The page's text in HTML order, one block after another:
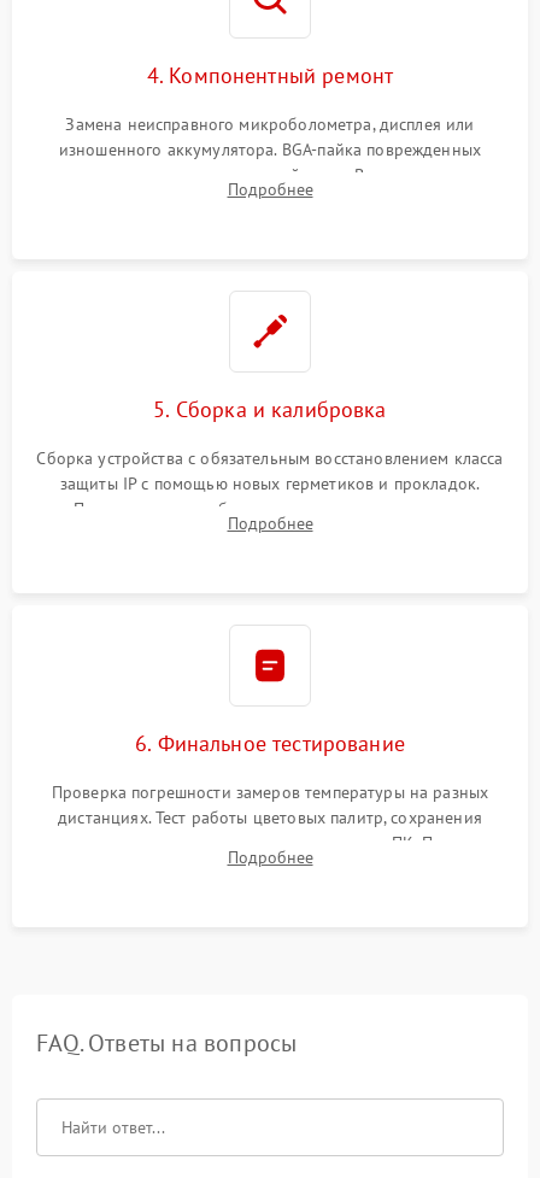
4. Компонентный ремонт
Замена неисправного микроболометра, дисплея или
изношенного аккумулятора. BGA-пайка поврежденных
контроллеров на материнской плате. Восстановление
разъемов и кнопок, замена поврежденных элементов
Подробнее
5. Сборка и калибровка
Сборка устройства с обязательным восстановлением класса
защиты IP с помощью новых герметиков и прокладок.
Программная калибровка матрицы по эталонному
абсолютно черному телу для точного измерения температур.
Подробнее
6. Финальное тестирование
Проверка погрешности замеров температуры на разных
дистанциях. Тест работы цветовых палитр, сохранения
термограмм в память и передачи данных на ПК. Проверка
автономности работы и итоговый контроль качества.
Подробнее
FAQ. Ответы на вопросы